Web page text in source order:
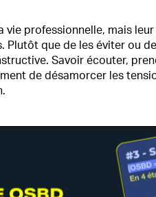
vie professionnelle, mais
que de les éviter ou
Savoir écouter,
de désamorcer les